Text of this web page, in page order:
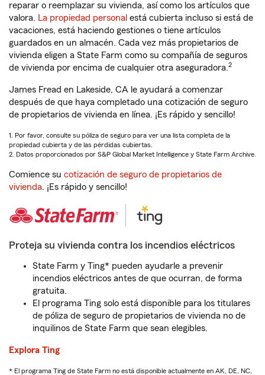
reparar o reemplazar su vivienda, así como los artículos que
valora. La propiedad personal está cubierta incluso si está de
vacaciones, está haciendo gestiones o tiene artículos
guardados en un almacén. Cada vez más propietarios de
vivienda eligen a State Farm como su compañía de seguros
de vivienda por encima de cualquier otra aseguradora.2
James Fread en Lakeside, CA le ayudará a comenzar
después de que haya completado una cotización de seguro
de propietarios de vivienda en línea. ¡Es rápido y sencillo!
1. Por favor, consulte su póliza de seguro para ver una lista completa de la
propiedad cubierta y de las pérdidas cubiertas.
2. Datos proporcionados por S&P Global Market Intelligence y State Farm Archive.
Comience su cotización de seguro de propietarios de
vivienda. ¡Es rápido y sencillo!
Proteja su vivienda contra los incendios eléctricos
State Farm y Ting* pueden ayudarle a prevenir
incendios eléctricos antes de que ocurran, de forma
gratuita.
El programa Ting solo está disponible para los titulares
de póliza de seguro de propietarios de vivienda no de
inquilinos de State Farm que sean elegibles.
Explora Ting
* El programa Ting de State Farm no está disponible actualmente en AK, DE, NC,